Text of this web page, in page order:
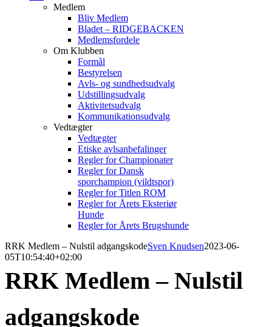
Medlem
Bliv Medlem
Bladet – RIDGEBACKEN
Medlemsfordele
Om Klubben
Formål
Bestyrelsen
Avls- og sundhedsudvalg
Udstillingsudvalg
Aktivitetsudvalg
Kommunikationsudvalg
Vedtægter
Vedtægter
Etiske avlsanbefalinger
Regler for Championater
Regler for Dansk
sporchampion (vildtspor)
Regler for Titlen ROM
Regler for Årets Eksteriør
Hunde
Regler for Årets Brugshunde
RRK Medlem – Nulstil adgangskodeSven Knudsen2023-06-
05T10:54:40+02:00
RRK Medlem – Nulstil
adgangskode